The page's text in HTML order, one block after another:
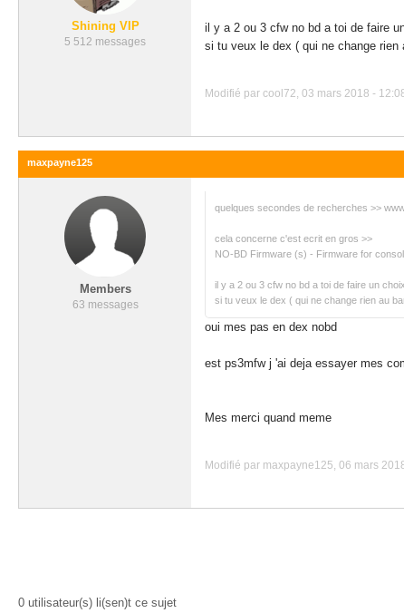
Shining VIP
5 512 messages
il y a 2 ou 3 cfw no bd a toi de faire
si tu veux le dex ( qui ne change
Modifié par cool72, 03 mars 2018 -
maxpayne125
Members
63 messages
quelques secondes de recherches >>
cela concerne c'est ecrit en gros >>
NO-BD Firmware (s) - Firmware for
il y a 2 ou 3 cfw no bd a toi de faire un
si tu veux le dex ( qui ne change rien au
oui mes pas en dex nobd
est ps3mfw j 'ai deja essayer mes
Mes merci quand meme
Modifié par maxpayne125, 06 mars
0 utilisateur(s) li(sen)t ce sujet